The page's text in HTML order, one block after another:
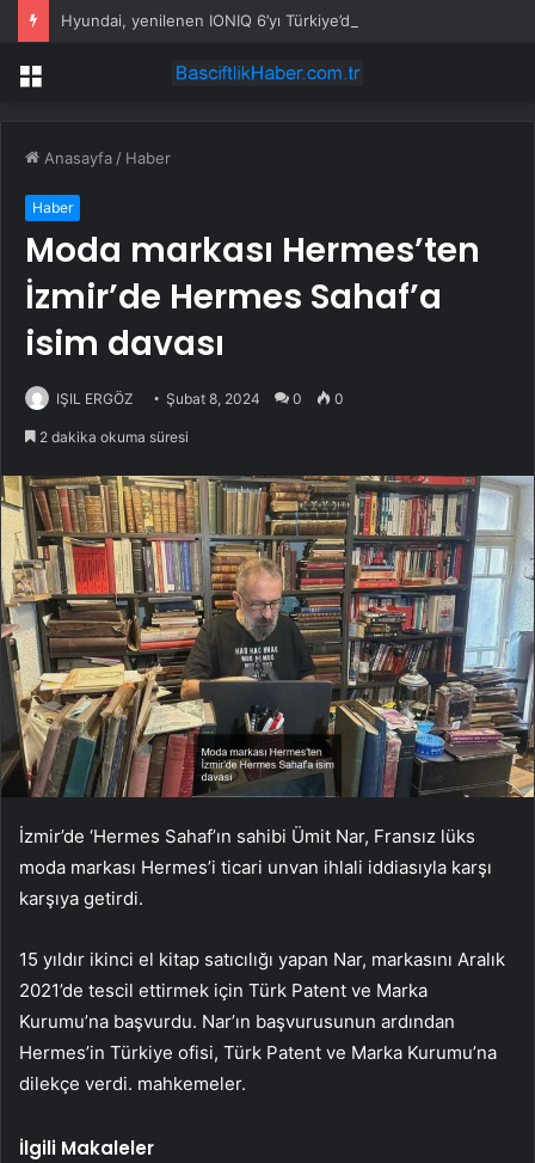
Hyundai, yenilenen IONIQ 6’yı Türkiye’de satışa sundu
Menü
Anasayfa / Haber
Haber
Moda markası Hermes’ten
İzmir’de Hermes Sahaf’a
isim davası
IŞIL ERGÖZ Şubat 8, 2024 0 0
2 dakika okuma süresi
İzmir’de ‘Hermes Sahaf’ın sahibi Ümit Nar, Fransız lüks
moda markası Hermes’i ticari unvan ihlali iddiasıyla karşı
karşıya getirdi.
15 yıldır ikinci el kitap satıcılığı yapan Nar, markasını Aralık
2021’de tescil ettirmek için Türk Patent ve Marka
Kurumu’na başvurdu. Nar’ın başvurusunun ardından
Hermes’in Türkiye ofisi, Türk Patent ve Marka Kurumu’na
dilekçe verdi. mahkemeler.
İlgili Makaleler